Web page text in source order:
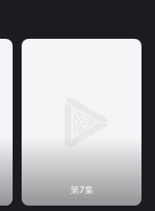
第7集